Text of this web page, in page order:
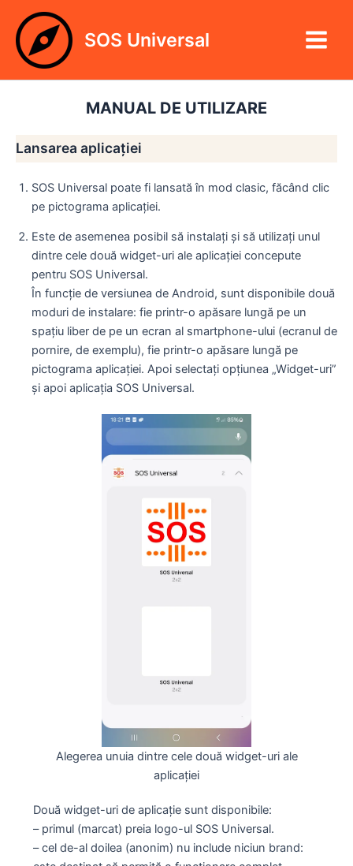
content
SOS Universal
Menu
MANUAL DE UTILIZARE
Lansarea aplicației
SOS Universal poate fi lansată în mod clasic, făcând clic
pe pictograma aplicației.
Este de asemenea posibil să instalați și să utilizați unul
dintre cele două widget-uri ale aplicației concepute
pentru SOS Universal.
În funcție de versiunea de Android, sunt disponibile două
moduri de instalare: fie printr-o apăsare lungă pe un
spațiu liber de pe un ecran al smartphone-ului (ecranul de
pornire, de exemplu), fie printr-o apăsare lungă pe
pictograma aplicației. Apoi selectați opțiunea „Widget-uri”
și apoi aplicația SOS Universal.
Alegerea unuia dintre cele două widget-uri ale
aplicației
Două widget-uri de aplicație sunt disponibile:
– primul (marcat) preia logo-ul SOS Universal.
– cel de-al doilea (anonim) nu include niciun brand: